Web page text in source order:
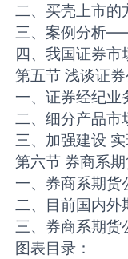
二、买壳上市的
三、案例分析
四、我国证券市
第五节 浅谈证
一、证券经纪业
二、细分产品市
三、加强建设
第六节 券商系
一、券商系期货
二、目前国内外
三、券商系期货
图表目录：